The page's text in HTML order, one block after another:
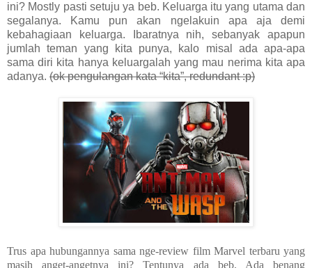
ini? Mostly pasti setuju ya beb. Keluarga itu yang utama dan
segalanya. Kamu pun akan ngelakuin apa aja demi
kebahagiaan keluarga. Ibaratnya nih, sebanyak apapun
jumlah teman yang kita punya, kalo misal ada apa-apa
sama diri kita hanya keluargalah yang mau nerima kita apa
adanya. (ok pengulangan kata “kita”, redundant :p)
Trus apa hubungannya sama nge-review film Marvel terbaru yang
masih anget-angetnya ini? Tentunya ada beb. Ada benang